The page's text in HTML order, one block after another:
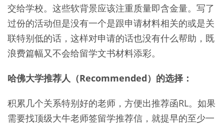
交给学校。这些软背景应该注重质量即含金量。写了
过份的活动但是没有一个是跟申请材料相关的或是关
联特别低的话，这样对申请的话也没有什么帮助，既
浪费篇幅又不会给留学文书材料添彩。
哈佛大学推荐人（Recommended）的选择：
积累几个关系特别好的老师，方便出推荐函RL。如果
需要找顶级大牛老师签留学推荐信，就提早的至少一